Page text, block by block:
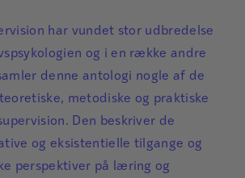
har vundet stor udbredelse
og i en række andre
denne antologi nogle af de
metodiske og praktiske
Den beskriver de
og eksistentielle tilgange og
perspektiver på læring og